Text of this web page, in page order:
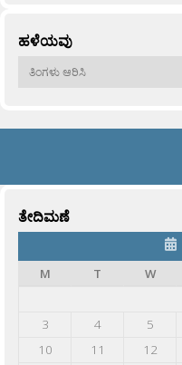
ಹಳೆಯವು
ಹಳೆಯವು
ತೇದಿಮಣೆ
M
T W
3
4 5
10
11 12